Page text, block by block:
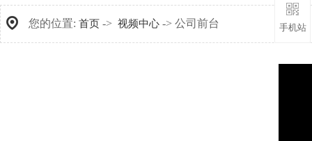
您的位置: 首页 -> 视频中心 -> 公司前台 手机站